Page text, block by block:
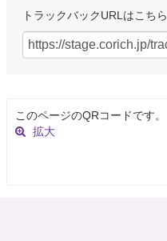
トラックバックURLはこちら
このページのQRコードです。
拡大